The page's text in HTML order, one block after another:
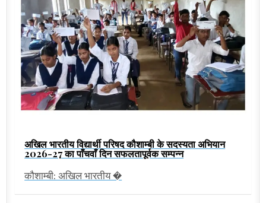
अखिल भारतीय विद्यार्थी परिषद कौशाम्बी के सदस्यता अभियान
2026-27 का पाँचवाँ दिन सफलतापूर्वक सम्पन्न
कौशाम्बी: अखिल भारतीय �